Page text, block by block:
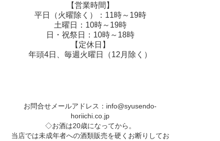
【営業時間】
平日（火曜除く）：11時～19時
土曜日：10時～19時
日・祝祭日：10時～18時
【定休日】
年頭4日、毎週火曜日（12月除く）
お問合せメールアドレス： info@syusendo-
horiichi.co.jp
◇お酒は20歳になってから。
当店では未成年者への酒類販売を硬くお断りしてお